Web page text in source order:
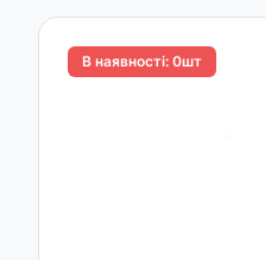
В наявності: 0шт